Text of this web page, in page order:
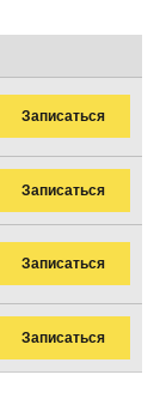
Записаться
Записаться
Записаться
Записаться